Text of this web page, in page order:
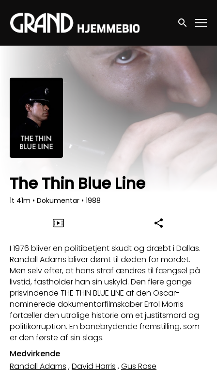
Accessibility Links
Søg nu
The Thin Blue Line
1t 41m • Dokumentar • 1988
I 1976 bliver en politibetjent skudt og dræbt i Dallas.
Randall Adams bliver dømt til døden for mordet.
Men selv efter, at hans straf ændres til fængsel på
livstid, fastholder han sin uskyld. Den flere gange
prisvindende THE THIN BLUE LINE af den Oscar-
nominerede dokumentarfilmskaber Errol Morris
fortæller den utrolige historie om et justitsmord og
politikorruption. En banebrydende fremstilling, som
er den første af sin slags.
Medvirkende
Randall Adams ,David Harris ,Gus Rose